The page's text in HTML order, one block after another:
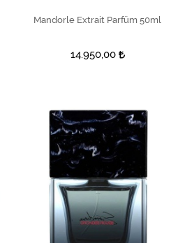
SEPETE EKLE
Mandorle Extrait Parfüm 50ml
14.950,00